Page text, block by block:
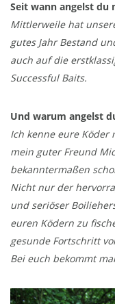
Seit wann angelst du
Mittlerweile hat
gutes Jahr Bestand
auch auf die
Successful Baits.
Und warum angelst
Ich kenne eure Köder
mein guter Freund
bekanntermaßen
Nicht nur der
und seriöser
euren Ködern zu
gesunde Fortschritt
Bei euch bekommt